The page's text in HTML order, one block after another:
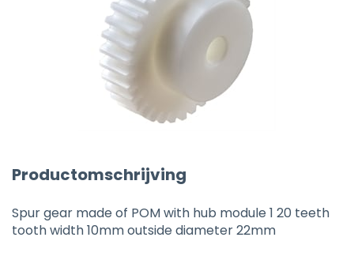
Productomschrijving
Spur gear made of POM with hub module 1 20 teeth
tooth width 10mm outside diameter 22mm